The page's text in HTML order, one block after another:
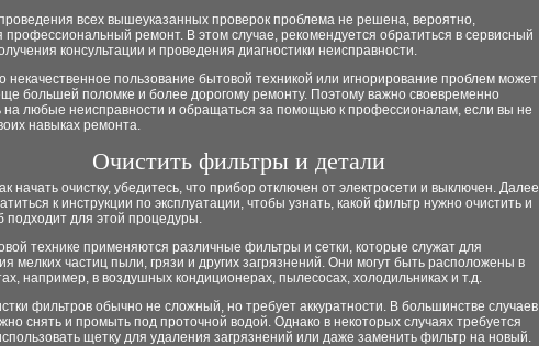
всех вышеуказанных проверок проблема не решена, вероятно,
профессиональный ремонт. В этом случае, рекомендуется обратиться в сервисный
консультации и проведения диагностики неисправности.
некачественное пользование бытовой техникой или игнорирование проблем может
большей поломке и более дорогому ремонту. Поэтому важно своевременно
на любые неисправности и обращаться за помощью к профессионалам, если вы не
навыках ремонта.
Очистить фильтры и детали
начать очистку, убедитесь, что прибор отключен от электросети и выключен. Далее
к инструкции по эксплуатации, чтобы узнать, какой фильтр нужно очистить и
подходит для этой процедуры.
технике применяются различные фильтры и сетки, которые служат для
мелких частиц пыли, грязи и других загрязнений. Они могут быть расположены в
например, в воздушных кондиционерах, пылесосах, холодильниках и т.д.
фильтров обычно не сложный, но требует аккуратности. В большинстве случаев
снять и промыть под проточной водой. Однако в некоторых случаях требуется
щетку для удаления загрязнений или даже заменить фильтр на новый.